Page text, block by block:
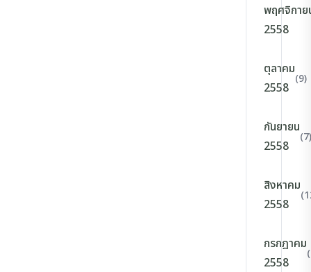
พฤศจิกาย
2558
ตุลาคม
2558
(9)
กันยายน
2558
(7)
สิงหาคม
2558
กรกฎาคม
2558